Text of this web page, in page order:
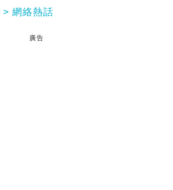
網絡熱話
廣告